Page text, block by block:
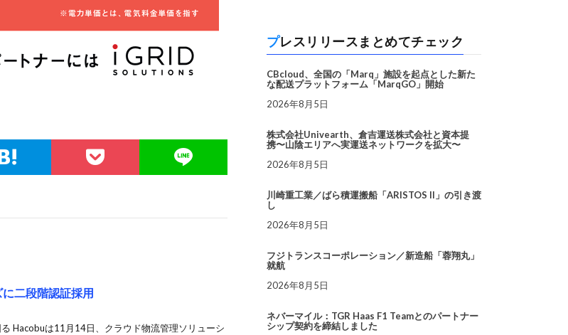
二段階認証採用
Hacobuは11月14日、クラウド物流管理ソリューシ
プレスリリースまとめてチェック
CBcloud、全国の「Marq」施設を起点とした新た
な配送プラットフォーム「MarqGO」開始
2026年8月5日
株式会社Univearth、倉吉運送株式会社と資本提
携〜山陰エリアへ実運送ネットワークを拡大〜
2026年8月5日
川崎重工業／ばら積運搬船「ARISTOS II」の引き渡
し
2026年8月5日
フジトランスコーポレーション／新造船「蓉翔丸」
就航
2026年8月5日
ネバーマイル：TGR Haas F1 Teamとのパートナー
シップ契約を締結しました